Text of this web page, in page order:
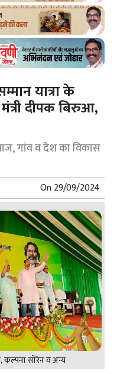
यात्रा के
दीपक बिरुआ,
गांव व देश का विकास
On29/09/2024
कल्पना सोरेन व अन्य